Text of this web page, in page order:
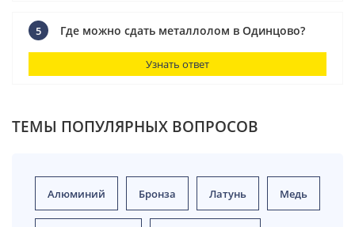
5 Где можно сдать металлолом в Одинцово?
Узнать ответ
ТЕМЫ ПОПУЛЯРНЫХ ВОПРОСОВ
Алюминий Бронза Латунь Медь